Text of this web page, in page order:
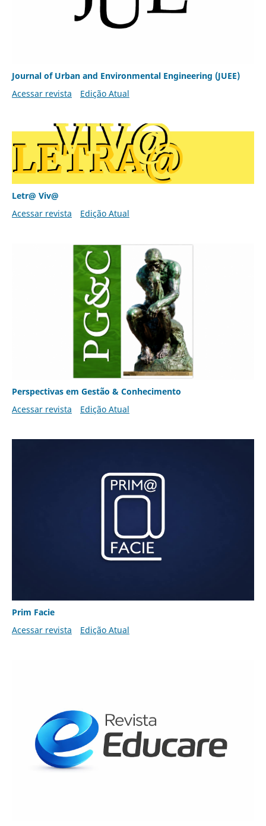
Journal of Urban and Environmental Engineering (JUEE)
Acessar revista
Edição Atual
Letr@ Viv@
Acessar revista
Edição Atual
Perspectivas em Gestão & Conhecimento
Acessar revista
Edição Atual
Prim Facie
Acessar revista
Edição Atual